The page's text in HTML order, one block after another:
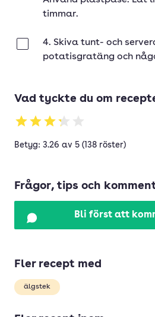
timmar.
4. Skiva tunt- och
potatisgratäng och
Vad tyckte du om
Betyg: 3.26 av 5 (138 röster)
Frågor, tips och
Bli först att
Fler recept med
älgstek